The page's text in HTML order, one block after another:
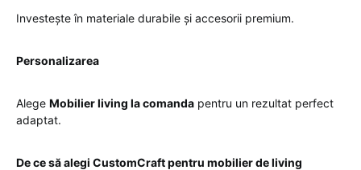
Investește în materiale durabile și accesorii premium.
Personalizarea
Alege Mobilier living la comanda pentru un rezultat perfect
adaptat.
De ce să alegi CustomCraft pentru mobilier de living